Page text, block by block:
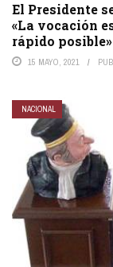
El Presidente
«La vocación
rápido posible»
15 MAYO, 2021
NACIONAL